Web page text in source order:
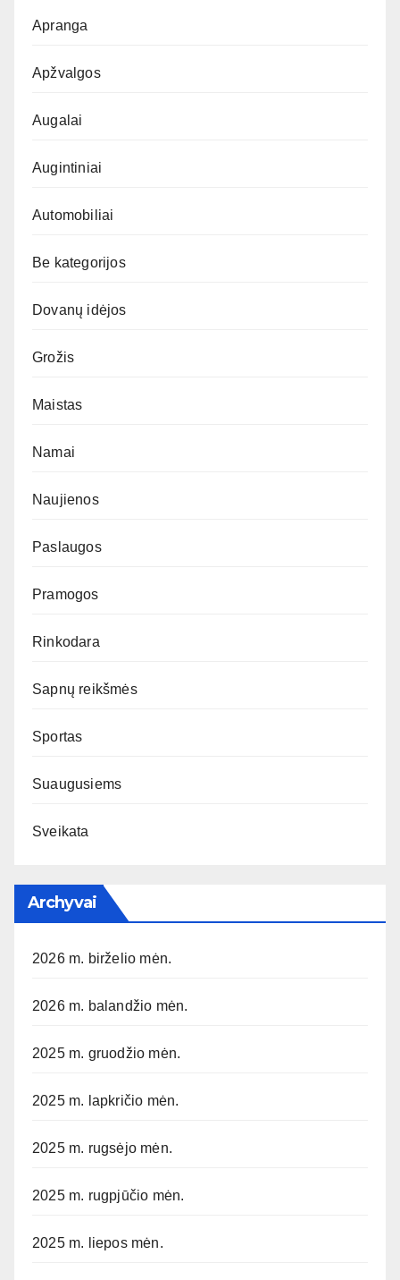
Apranga
Apžvalgos
Augalai
Augintiniai
Automobiliai
Be kategorijos
Dovanų idėjos
Grožis
Maistas
Namai
Naujienos
Paslaugos
Pramogos
Rinkodara
Sapnų reikšmės
Sportas
Suaugusiems
Sveikata
Archyvai
2026 m. birželio mėn.
2026 m. balandžio mėn.
2025 m. gruodžio mėn.
2025 m. lapkričio mėn.
2025 m. rugsėjo mėn.
2025 m. rugpjūčio mėn.
2025 m. liepos mėn.